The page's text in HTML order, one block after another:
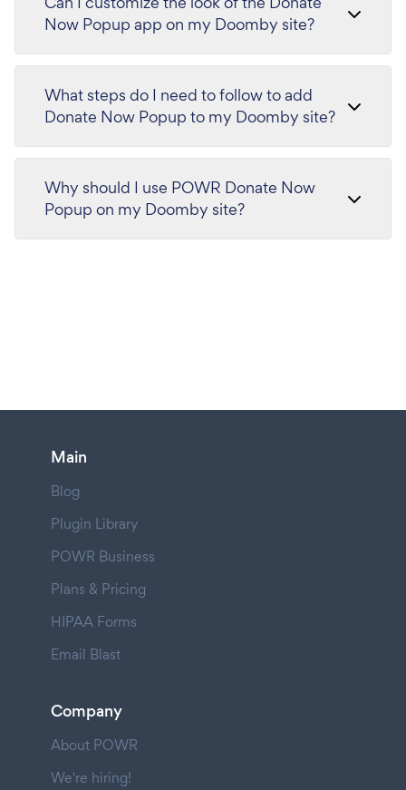
Now Popup app on my Doomby site?
What steps do I need to follow to add
Donate Now Popup to my Doomby site?
Why should I use POWR Donate Now
Popup on my Doomby site?
Main
Blog
Plugin Library
POWR Business
Plans & Pricing
HIPAA Forms
Email Blast
Company
About POWR
We're hiring!